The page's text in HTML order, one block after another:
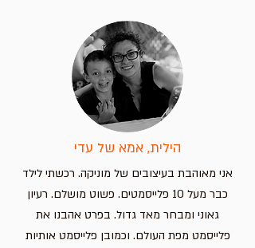
הילית, אמא של עדי
אני מאוהבת בעיצובים של מוניקה. רכשתי לילד
כבר מעל 10 פלייסמטים. פשוט מושלם. רעיון
גאוני ומבחר מאד גדול. בפרט אהבנו את
פלייסמט מפת העולם. וכמובן פלייסמט אותיות